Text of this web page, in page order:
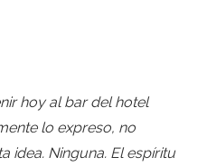
hoy al bar del hotel
lo expreso, no
idea. Ninguna. El espíritu